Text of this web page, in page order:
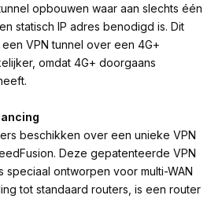
opbouwen waar aan slechts één
statisch IP adres benodigd is. Dit
VPN tunnel over een 4G+
omdat 4G+ doorgaans
beschikken over een unieke VPN
Deze gepatenteerde VPN
speciaal ontworpen voor multi-WAN
tot standaard routers, is een router